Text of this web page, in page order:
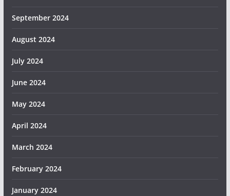
September 2024
August 2024
July 2024
June 2024
May 2024
April 2024
March 2024
February 2024
January 2024